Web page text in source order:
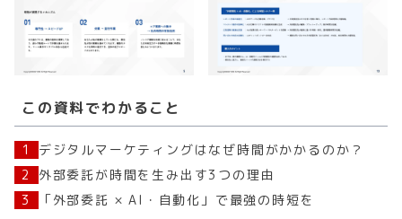
この資料でわかること
1
デジタルマーケティングはなぜ時間がかかるのか？
2
外部委託が時間を生み出す3つの理由
3
「外部委託 × AI・自動化」で最強の時短を